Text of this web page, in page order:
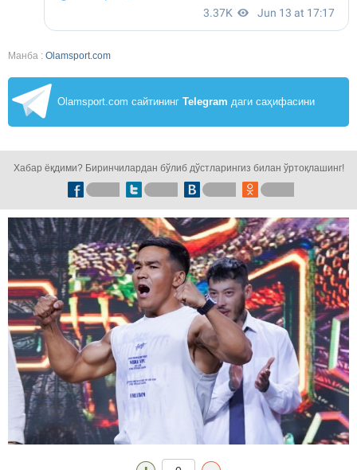
Манба : Olamsport.com
Olamsport.com сайтининг Telegram даги саҳифасини
Хабар ёқдими? Биринчилардан бўлиб дўстларингиз билан ўртоқлашинг!